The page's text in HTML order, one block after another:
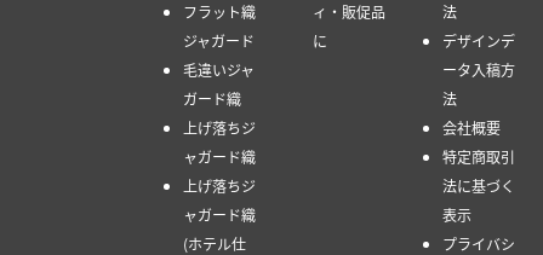
フラット織
ジャガード
毛違いジャ
ガード織
上げ落ちジ
ャガード織
上げ落ちジ
ャガード織
(ホテル仕
ィ・販促品
に
法
デザインデ
ータ入稿方
法
会社概要
特定商取引
法に基づく
表示
プライバシ